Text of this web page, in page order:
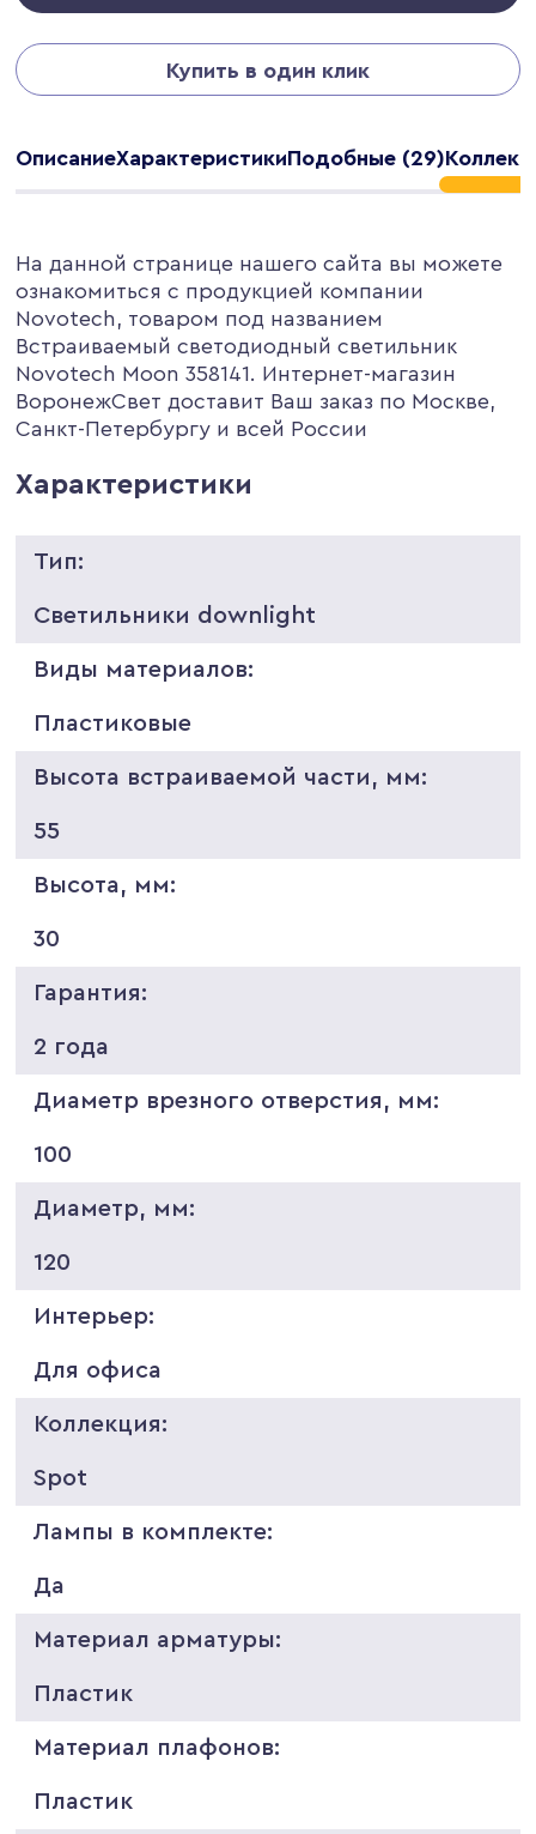
Купить в один клик
ОписаниеХарактеристикиПодобные (29)
На данной странице нашего сайта вы можете
ознакомиться с продукцией компании
Novotech, товаром под названием
Встраиваемый светодиодный светильник
Novotech Moon 358141. Интернет-магазин
ВоронежСвет доставит Ваш заказ по Москве,
Санкт-Петербургу и всей России
Характеристики
Тип:
Светильники downlight
Виды материалов:
Пластиковые
Высота встраиваемой части, мм:
55
Высота, мм:
30
Гарантия:
2 года
Диаметр врезного отверстия, мм:
100
Диаметр, мм:
120
Интерьер:
Для офиса
Коллекция:
Spot
Лампы в комплекте:
Да
Материал арматуры:
Пластик
Материал плафонов:
Пластик